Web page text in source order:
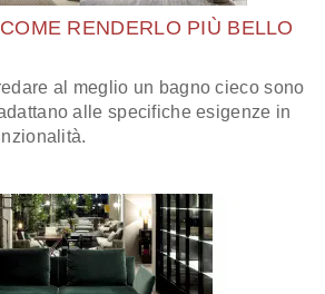
RENDERLO PIÙ BELLO
al meglio un bagno cieco sono
alle specifiche esigenze in